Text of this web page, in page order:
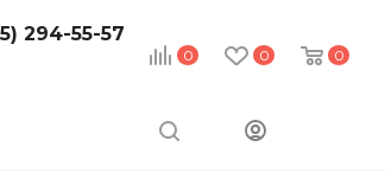
0 0 0
294-55-57